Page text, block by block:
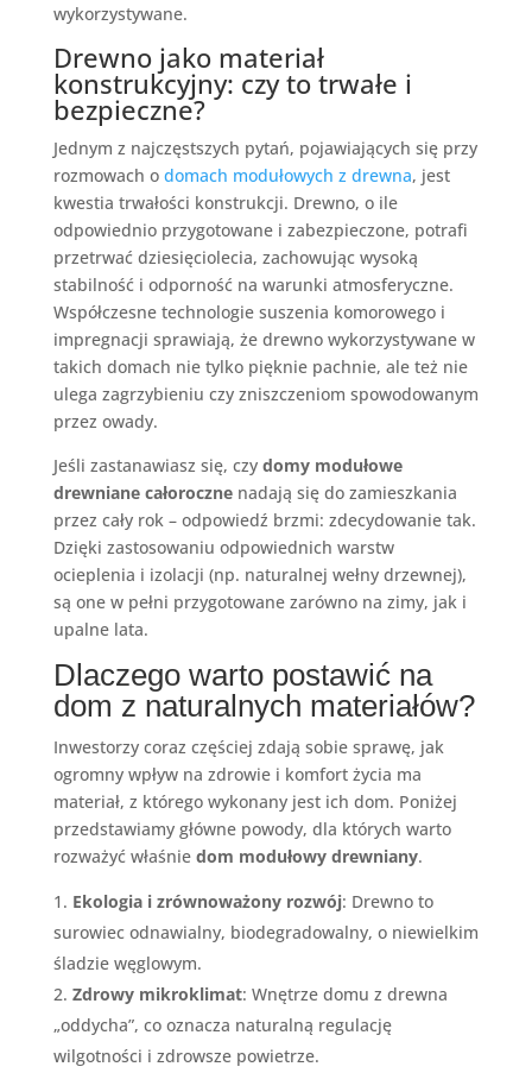
wykorzystywane.
Drewno jako materiał
konstrukcyjny: czy to trwałe i
bezpieczne?
Jednym z najczęstszych pytań, pojawiających się przy
rozmowach o domach modułowych z drewna, jest
kwestia trwałości konstrukcji. Drewno, o ile
odpowiednio przygotowane i zabezpieczone, potrafi
przetrwać dziesięciolecia, zachowując wysoką
stabilność i odporność na warunki atmosferyczne.
Współczesne technologie suszenia komorowego i
impregnacji sprawiają, że drewno wykorzystywane w
takich domach nie tylko pięknie pachnie, ale też nie
ulega zagrzybieniu czy zniszczeniom spowodowanym
przez owady.
Jeśli zastanawiasz się, czy domy modułowe
drewniane całorocznenadają się do zamieszkania
przez cały rok – odpowiedź brzmi: zdecydowanie tak.
Dzięki zastosowaniu odpowiednich warstw
ocieplenia i izolacji (np. naturalnej wełny drzewnej),
są one w pełni przygotowane zarówno na zimy, jak i
upalne lata.
Dlaczego warto postawić na
dom z naturalnych materiałów?
Inwestorzy coraz częściej zdają sobie sprawę, jak
ogromny wpływ na zdrowie i komfort życia ma
materiał, z którego wykonany jest ich dom. Poniżej
przedstawiamy główne powody, dla których warto
rozważyć właśnie dom modułowy drewniany.
Ekologia i zrównoważony rozwój: Drewno to
surowiec odnawialny, biodegradowalny, o niewielkim
śladzie węglowym.
Zdrowy mikroklimat: Wnętrze domu z drewna
„oddycha”, co oznacza naturalną regulację
wilgotności i zdrowsze powietrze.